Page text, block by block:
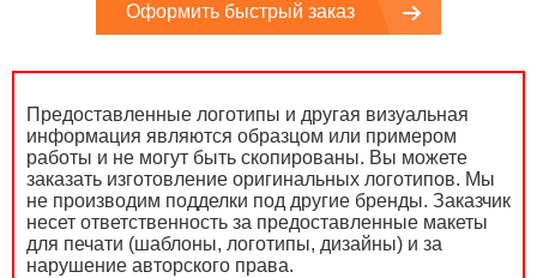
Оформить быстрый заказ
Предоставленные логотипы и другая визуальная
информация являются образцом или примером
работы и не могут быть скопированы. Вы можете
заказать изготовление оригинальных логотипов. Мы
не производим подделки под другие бренды. Заказчик
несет ответственность за предоставленные макеты
для печати (шаблоны, логотипы, дизайны) и за
нарушение авторского права.